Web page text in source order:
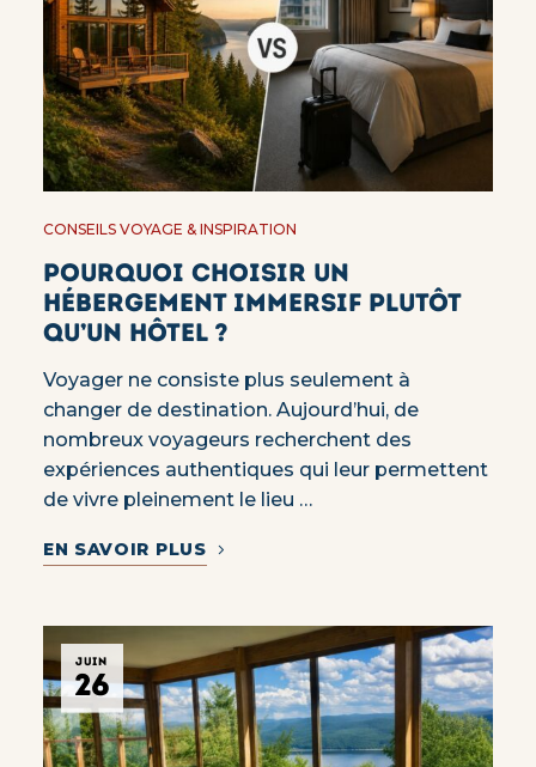
CONSEILS VOYAGE & INSPIRATION
Pourquoi choisir un
hébergement immersif plutôt
qu’un hôtel ?
Voyager ne consiste plus seulement à
changer de destination. Aujourd’hui, de
nombreux voyageurs recherchent des
expériences authentiques qui leur permettent
de vivre pleinement le lieu …
EN SAVOIR PLUS
JUIN
26